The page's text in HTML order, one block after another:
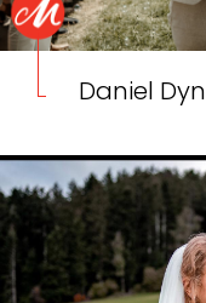
Daniel